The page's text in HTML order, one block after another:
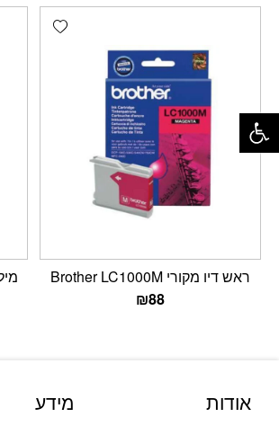
Add wishlist
ראש דיו מקורי Brother LC1000M
₪88
אודות מידע
פתח סרגל נגישות